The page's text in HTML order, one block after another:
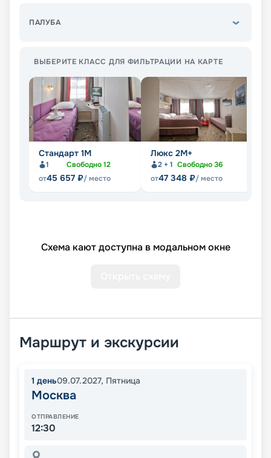
ПАЛУБА
ВЫБЕРИТЕ КЛАСС ДЛЯ ФИЛЬТРАЦИИ НА КАРТЕ
Стандарт 1M
1 Свободно12
от45 657 ₽/ место
Люкс 2М+
2 + 1 Свободно36
от47 348 ₽/ место
Схема кают доступна в модальном окне
Маршрут и экскурсии
1 день09.07.2027, Пятница
Москва
ОТПРАВЛЕНИЕ
12:30